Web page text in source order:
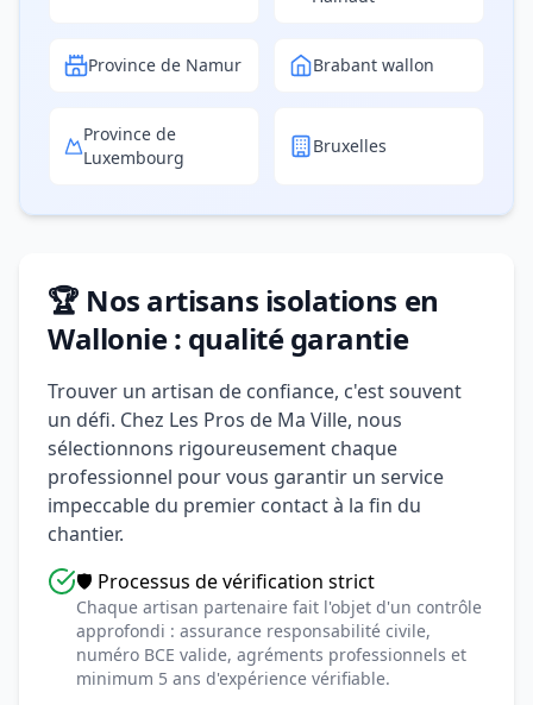
Province de Namur Brabant wallon
Province de
Luxembourg
Bruxelles
🏆 Nos artisans isolations en
Wallonie : qualité garantie
Trouver un artisan de confiance, c'est souvent
un défi. Chez Les Pros de Ma Ville, nous
sélectionnons rigoureusement chaque
professionnel pour vous garantir un service
impeccable du premier contact à la fin du
chantier.
🛡️ Processus de vérification strict
Chaque artisan partenaire fait l'objet d'un contrôle
approfondi : assurance responsabilité civile,
numéro BCE valide, agréments professionnels et
minimum 5 ans d'expérience vérifiable.